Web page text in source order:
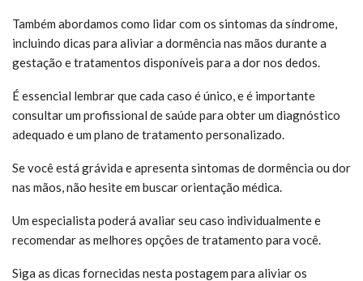
Também abordamos como lidar com os sintomas da síndrome,
incluindo dicas para aliviar a dormência nas mãos durante a
gestação e tratamentos disponíveis para a dor nos dedos.
É essencial lembrar que cada caso é único, e é importante
consultar um profissional de saúde para obter um diagnóstico
adequado e um plano de tratamento personalizado.
Se você está grávida e apresenta sintomas de dormência ou dor
nas mãos, não hesite em buscar orientação médica.
Um especialista poderá avaliar seu caso individualmente e
recomendar as melhores opções de tratamento para você.
Siga as dicas fornecidas nesta postagem para aliviar os